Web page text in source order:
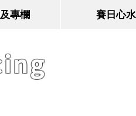
專欄 賽日心水